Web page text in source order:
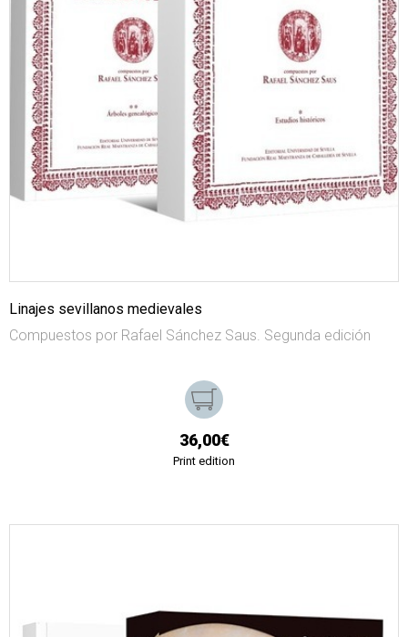
Linajes sevillanos medievales
Compuestos por Rafael Sánchez Saus. Segunda edición
36,00€
Print edition